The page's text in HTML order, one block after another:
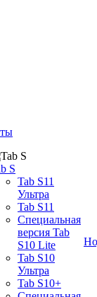
S
Tab S11
Ультра
Tab S11
Специальная
версия Tab
S10 Lite
Tab S10
Ультра
Tab S10+